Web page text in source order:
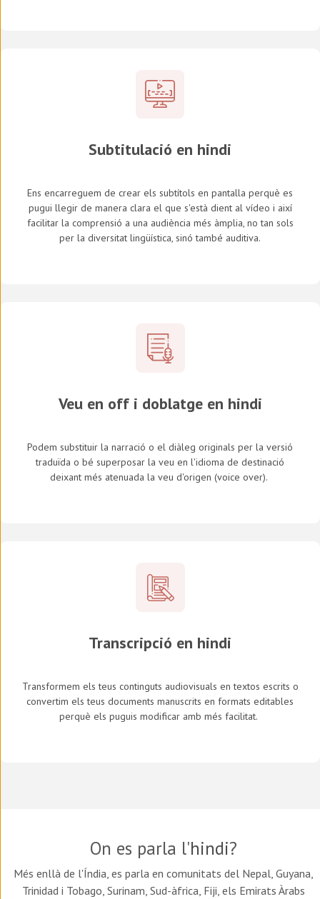
Subtitulació en hindi
Ens encarreguem de crear els subtítols en pantalla perquè es
pugui llegir de manera clara el que s'està dient al vídeo i així
facilitar la comprensió a una audiència més àmplia, no tan sols
per la diversitat lingüística, sinó també auditiva.
Veu en off i doblatge en hindi
Podem substituir la narració o el diàleg originals per la versió
traduïda o bé superposar la veu en l'idioma de destinació
deixant més atenuada la veu d'origen (voice over).
Transcripció en hindi
Transformem els teus continguts audiovisuals en textos escrits o
convertim els teus documents manuscrits en formats editables
perquè els puguis modificar amb més facilitat.
On es parla l'hindi?
Més enllà de l'Índia, es parla en comunitats del Nepal, Guyana,
Trinidad i Tobago, Surinam, Sud-àfrica, Fiji, els Emirats Àrabs